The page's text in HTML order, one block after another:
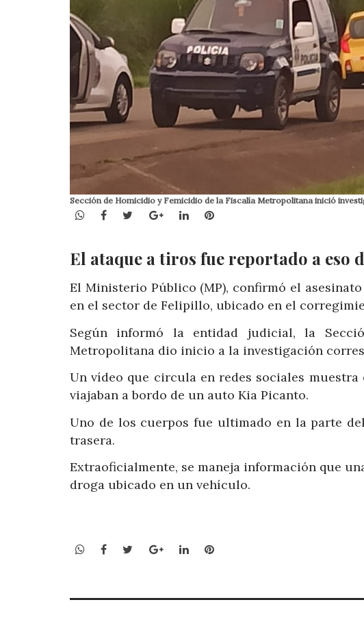
Sección de Homicidio y Femicidio de la Fiscalía Metropolitana inició
WhatsApp
Facebook
TwitterGoogle+LinkedInPinterest
El ataque a tiros fue reportado a eso
El Ministerio Público (MP), confirmó el
en el sector de Felipillo, ubicado en el
Según informó la entidad judicial, la
Metropolitana dio inicio a la investigación
Un vídeo que circula en redes sociales
viajaban a bordo de un auto Kia Picanto.
Uno de los cuerpos fue ultimado en la parte
trasera.
Extraoficialmente, se maneja información que
droga ubicado en un vehículo.
WhatsApp
Facebook
TwitterGoogle+LinkedInPinterest